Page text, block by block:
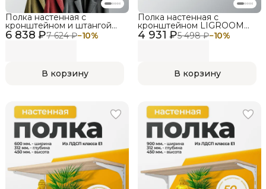
6 838 ₽7 624 ₽−10%
Полка настенная с
кронштейном и штангой
LIGROOM LIGHT,
В корзину
4 931 ₽5 498 ₽−10%
Полка настенная с
кронштейном LIGROOM
LIGHT, 600х412х450, Белый,
В корзину